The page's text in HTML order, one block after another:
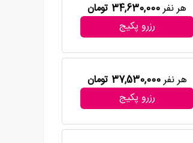
هر نفر34,630,000 تومان
رزرو پکیج
هر نفر37,530,000 تومان
رزرو پکیج